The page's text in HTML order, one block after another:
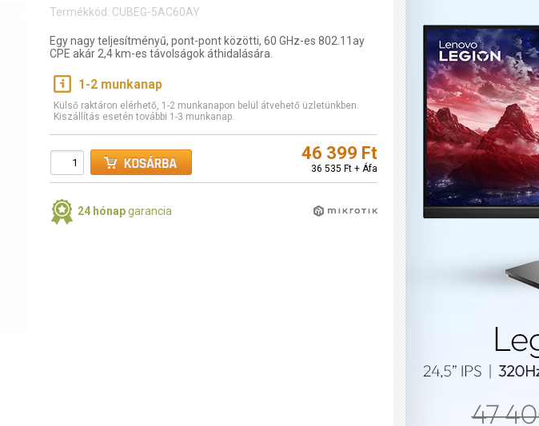
Termékkód: CUBEG-5AC60AY
Egy nagy teljesítményű, pont-pont közötti, 60 GHz-es 802.11ay
CPE akár 2,4 km-es távolságok áthidalására.
1-2 munkanap
Külső raktáron elérhető, 1-2 munkanapon belül átvehető üzletünkben.
Kiszállítás esetén további 1-3 munkanap.
46 399 Ft
36 535 Ft + Áfa
24 hónapgarancia